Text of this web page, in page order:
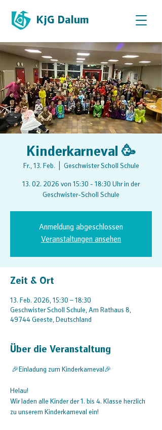
KjG Dalum
Kinderkarneval 🥳
Fr., 13. Feb. Geschwister Scholl Schule
13. 02. 2026 von 15:30 - 18:30 Uhr in der
Geschwister-Scholl Schule
Anmeldung abgeschlossen
Veranstaltungen ansehen
Zeit & Ort
13. Feb. 2026, 15:30 – 18:30
Geschwister Scholl Schule, Am Rathaus 8,
49744 Geeste, Deutschland
Über die Veranstaltung
🎉Einladung zum Kinderkarneval🎉
Helau!
Wir laden alle Kinder der 1. bis 4. Klasse herzlich
zu unserem Kinderkarneval ein!